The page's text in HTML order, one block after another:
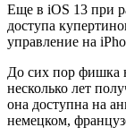
Еще в iOS 13 при
доступа
управление на
До сих пор фишка
несколько лет
она доступна на
немецком,